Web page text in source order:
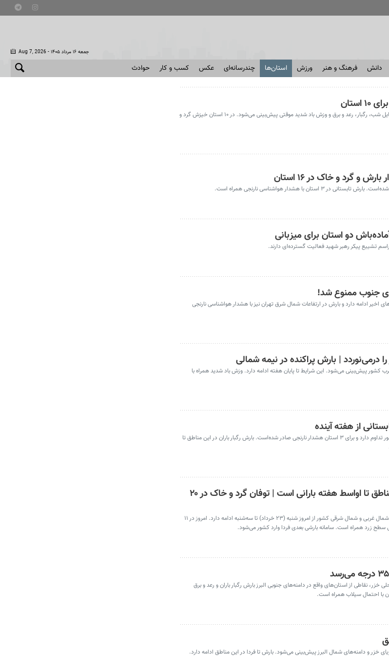
Aug 7, 2026 - جمعه ۱۶ مرداد ۱۴۰۵
دانش فرهنگ و هنر ورزش استان‌ها چندرسانه‌ای عکس کسب و کار حوادث
امروز جمعه (۱۶ مرداد) در برخی مناطق نوار شمالی کشور، در ساعات بعد از ظهر و اوایل شب، رگبار، رعد و برق و وزش باد شدید موقتی پیش‌بینی می‌شود. در ۱۰ استان خیزش گرد و
تشییع پیکر رهبر شهید فعالیت گسترده‌ای دارند.
جنوب ممنوع شد!
روزهای اخیر ادامه دارد و بارش در ارتفاعات شمال شرق تهران نیز با هشدار هواشناسی نارنجی
| بارش پراکنده در نیمه شمالی
و شمال غرب کشور پیش‌بینی می‌شود. این شرایط تا پایان هفته ادامه دارد. وزش باد شدید همراه با
امروز چهارشنبه (۲۷ خرداد) فعالیت سامانه بارشی در نوار شمالی و شمال شرقی کشور تداوم دارد و برای ۳ استان هشدار نارنجی صادر شده‌است. بارش رگبار باران در این مناطق تا
سامانه بارشی جدید از فردا وارد کشور می‌شود | این مناطق تا اواسط هفته بارانی است | توفان گرد و خاک در ۲۰
گزاش سازمان هواشناسی کشور نشان می‌دهد فعالیت سامانه بارشی در نوار شمال، شمال غربی و شمال شرقی کشور از امروز شنبه (۲۳ خرداد) تا سه‌شنبه ادامه دارد. امروز در ۱۱
سطح زرد همراه است. سامانه بارشی بعدی فردا وارد کشور می‌شود.
ساحلی خزر، نقاطی از استان‌های واقع در دامنه‌های جنوبی البرز بارش رگبار باران و رعد و برق
دریای خزر و دامنه‌های شمال البرز پیش‌بینی می‌شود. بارش تا فردا در این مناطق ادامه دارد.